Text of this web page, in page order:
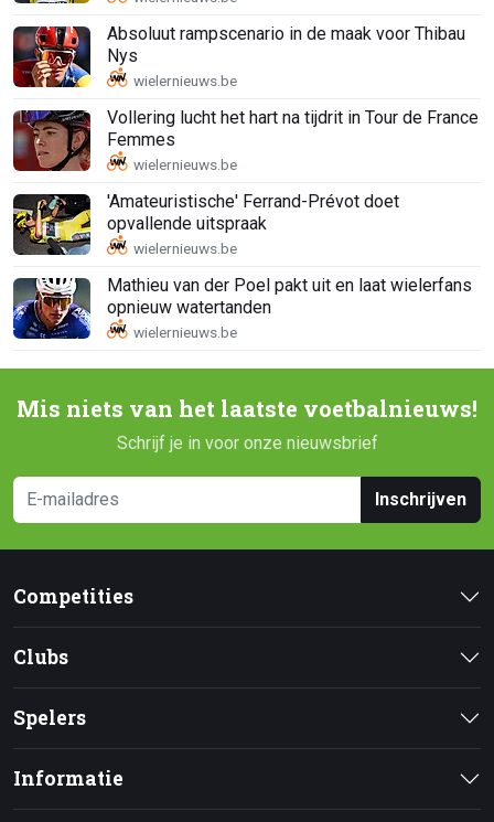
Absoluut rampscenario in de maak voor Thibau
Nys
Vollering lucht het hart na tijdrit in Tour de France
Femmes
'Amateuristische' Ferrand-Prévot doet
opvallende uitspraak
Mathieu van der Poel pakt uit en laat wielerfans
opnieuw watertanden
Mis niets van het laatste voetbalnieuws!
Schrijf je in voor onze nieuwsbrief
Inschrijven
Competities
Clubs
Spelers
Informatie